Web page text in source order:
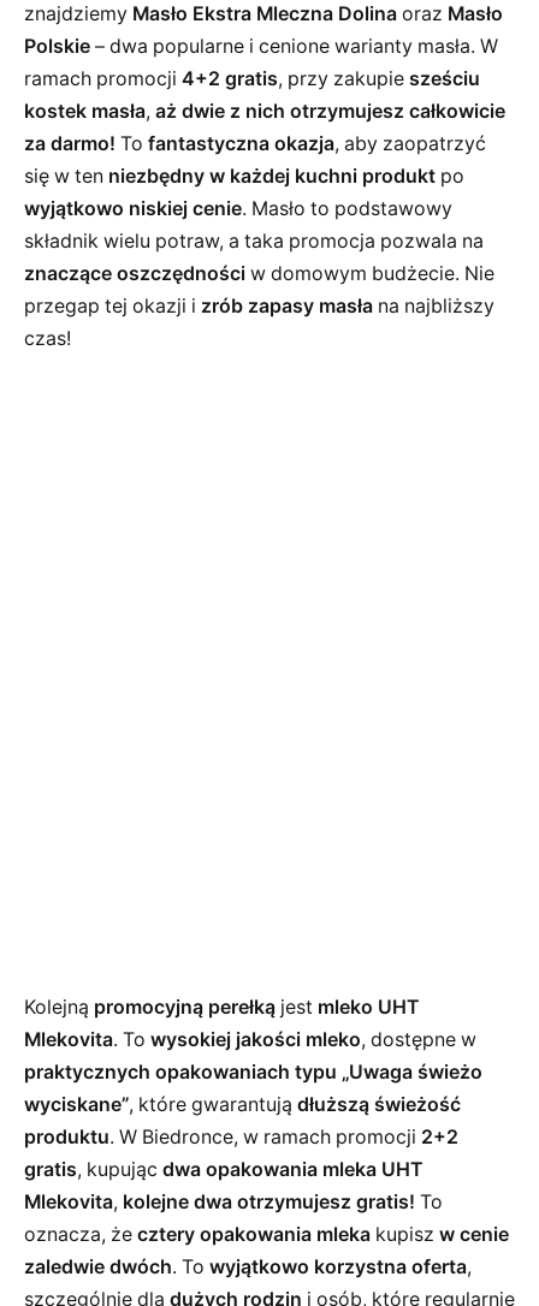
znajdziemy Masło Ekstra Mleczna Dolina oraz Masło
Polskie – dwa popularne i cenione warianty masła. W
ramach promocji 4+2 gratis, przy zakupie sześciu
kostek masła, aż dwie z nich otrzymujesz całkowicie
za darmo! To fantastyczna okazja, aby zaopatrzyć
się w ten niezbędny w każdej kuchni produkt po
wyjątkowo niskiej cenie. Masło to podstawowy
składnik wielu potraw, a taka promocja pozwala na
znaczące oszczędności w domowym budżecie. Nie
przegap tej okazji i zrób zapasy masła na najbliższy
czas!
Kolejną promocyjną perełką jest mleko UHT
Mlekovita. To wysokiej jakości mleko, dostępne w
praktycznych opakowaniach typu „Uwaga świeżo
wyciskane”, które gwarantują dłuższą świeżość
produktu. W Biedronce, w ramach promocji 2+2
gratis, kupując dwa opakowania mleka UHT
Mlekovita, kolejne dwa otrzymujesz gratis! To
oznacza, że cztery opakowania mleka kupisz w cenie
zaledwie dwóch. To wyjątkowo korzystna oferta,
szczególnie dla dużych rodzin i osób, które regularnie